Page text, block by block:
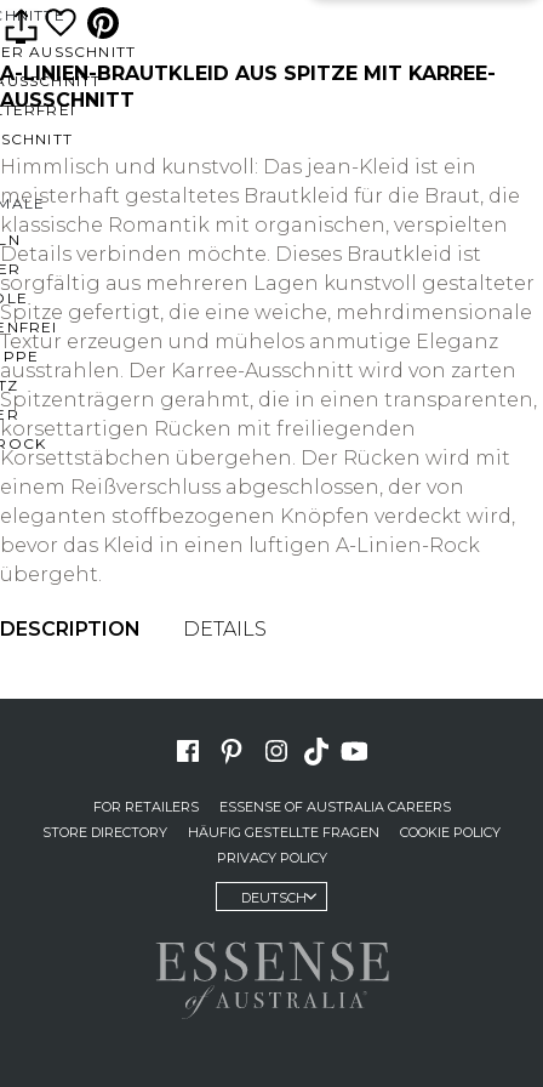
AUSSCHNITT
A-LINIEN-BRAUTKLEID AUS SPITZE MIT KARREE-
AUSSCHNITT
Himmlisch und kunstvoll: Das jean-Kleid ist ein
meisterhaft gestaltetes Brautkleid für die Braut, die
klassische Romantik mit organischen, verspielten
Details verbinden möchte. Dieses Brautkleid ist
sorgfältig aus mehreren Lagen kunstvoll gestalteter
Spitze gefertigt, die eine weiche, mehrdimensionale
Textur erzeugen und mühelos anmutige Eleganz
ausstrahlen. Der Karree-Ausschnitt wird von zarten
Spitzenträgern gerahmt, die in einen transparenten,
korsettartigen Rücken mit freiliegenden
Korsettstäbchen übergehen. Der Rücken wird mit
einem Reißverschluss abgeschlossen, der von
eleganten stoffbezogenen Knöpfen verdeckt wird,
bevor das Kleid in einen luftigen A-Linien-Rock
übergeht.
DESCRIPTION DETAILS
FOR RETAILERS
ESSENSE OF AUSTRALIA CAREERS
STORE DIRECTORY
HÄUFIG GESTELLTE FRAGEN
COOKIE POLICY
PRIVACY POLICY
DEUTSCH